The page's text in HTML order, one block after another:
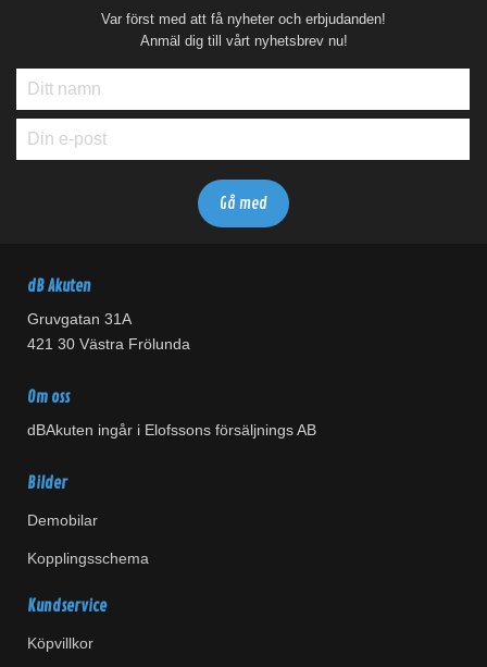
Var först med att få nyheter och erbjudanden!
Anmäl dig till vårt nyhetsbrev nu!
dB Akuten
Gruvgatan 31A
421 30 Västra Frölunda
Om oss
dBAkuten ingår i Elofssons försäljnings AB
Bilder
Demobilar
Kopplingsschema
Kundservice
Köpvillkor